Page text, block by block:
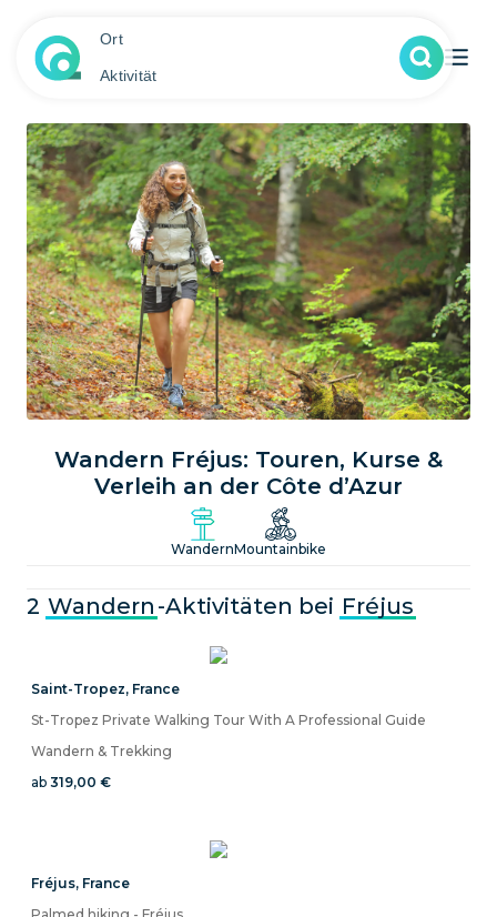
Ort
Aktivität
Wandern Fréjus: Touren, Kurse &
Verleih an der Côte d’Azur
Erlebe Savoir-vivre, wo blaues Meer und grüne Hügel
aufeinandertreffen
WandernMountainbike
2 Wandern -Aktivitäten bei Fréjus
Saint-Tropez, France
St-Tropez Private Walking Tour With A Professional Guide
Wandern & Trekking
ab 319,00 €
Fréjus, France